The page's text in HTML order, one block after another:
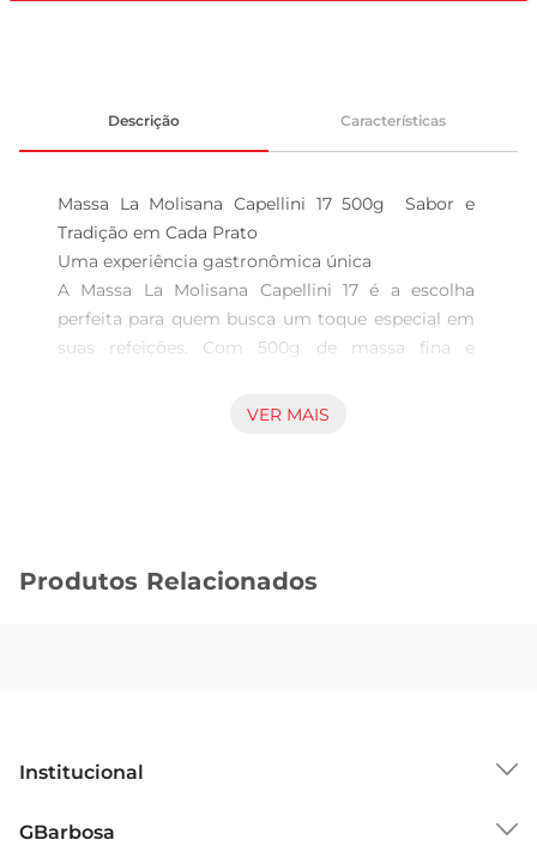
Descrição Características
Massa La Molisana Capellini 17 500g  Sabor e
Tradição em Cada Prato
Uma experiência gastronômica única
A Massa La Molisana Capellini 17 é a escolha
perfeita para quem busca um toque especial em
suas refeições. Com 500g de massa fina e
que vão desde um simples macarrão ao alho e
Produzida com trigo selecionado e água pura, a
destaquem e proporcionando uma refeição
Versatilidade na cozinha
VER MAIS
Produtos Relacionados
Institucional
GBarbosa